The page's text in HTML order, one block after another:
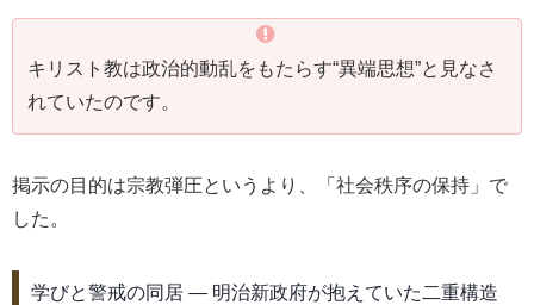
キリスト教は政治的動乱をもたらす“異端思想”と見なさ
れていたのです。
掲示の目的は宗教弾圧というより、「社会秩序の保持」で
した。
学びと警戒の同居 ― 明治新政府が抱えていた二重構造